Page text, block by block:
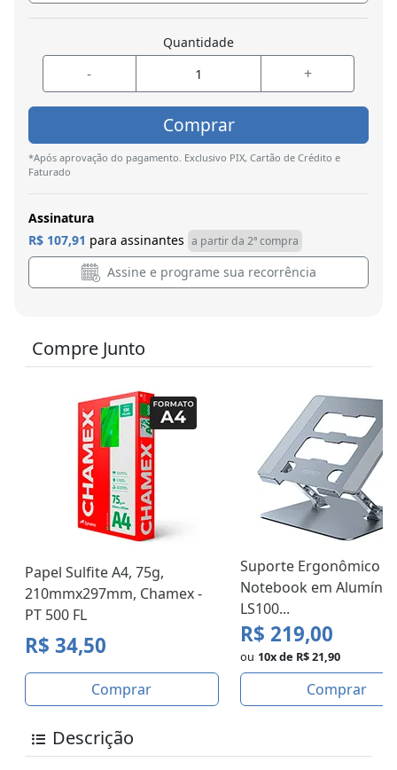
Quantidade
- +
Comprar
*Após aprovação do pagamento. Exclusivo PIX, Cartão de Crédito e
Faturado
Assinatura
R$ 107,91 para assinantes a partir da 2ª compra
Assine e programe sua recorrência
Compre Junto
Papel Sulfite A4, 75g,
210mmx297mm, Chamex -
PT 500 FL
R$ 34,50
Comprar
Suporte Ergonômico
Notebook em Alumínio
LS100...
R$ 219,00
ou 10x de R$ 21,90
Comprar
Descrição